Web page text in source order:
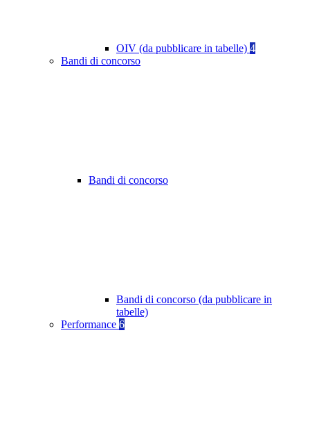
OIV (da pubblicare in tabelle) 4
Bandi di concorso
Bandi di concorso
Bandi di concorso (da pubblicare in
tabelle)
Performance 6